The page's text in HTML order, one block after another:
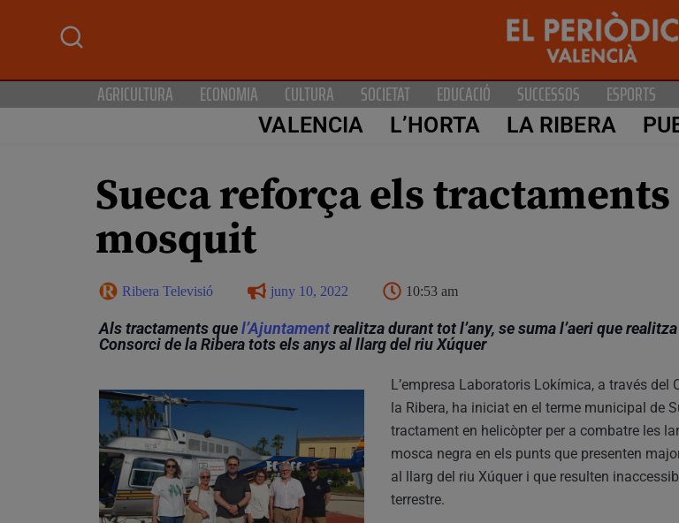
AGRICULTURA ECONOMIA CULTURA SOCIETAT EDUCACIÓ SUCCESSOS ESPORTS
VALENCIA L’HORTA LA RIBERA
Sueca reforça els
mosquit
Ribera Televisió juny 10, 2022 10:53 am
Als tractaments quel’Ajuntamentrealitza durant tot l’any, se suma l’aeri que
Consorci de la Ribera tots els anys al llarg del riu Xúquer
L’empresa Laboratoris Lokímica, a través del
la Ribera, ha iniciat en el terme municipal de
tractament en helicòpter per a combatre les
mosca negra en els punts que presenten
al llarg del riu Xúquer i que resulten
terrestre.